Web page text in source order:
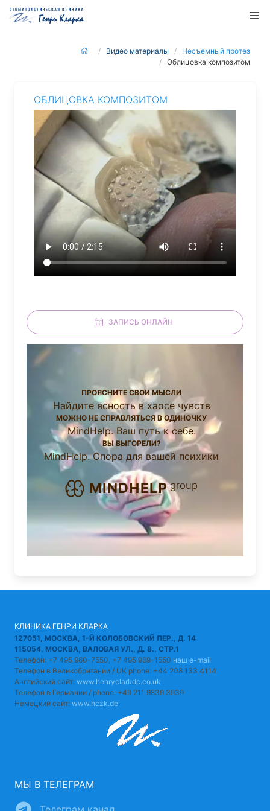
Видео материалы
Несъемный протез
Облицовка композитом
ОБЛИЦОВКА КОМПОЗИТОМ
ЗАПИСЬ ОНЛАЙН
ПРОЯСНИТЕ СВОИ МЫСЛИ
Найдите ясность в хаосе чувств
МОЖНО НЕ СПРАВЛЯТЬСЯ В ОДИНОЧКУ
MindHelp. Ваш путь к себе.
ВЫ ВЫГОРЕЛИ?
MindHelp. Опора для вашей психики
MINDHELP group
КЛИНИКА ГЕНРИ КЛАРКА
127051, МОСКВА, 1-Й КОЛОБОВСКИЙ ПЕР., Д. 14
115054, МОСКВА, ВАЛОВАЯ УЛ., Д. 8., СТР.1
Телефон: +7 495 960-7550, +7 495 969-1550 наш e-mail
Телефон в Великобритании / UK phone: +44 208 133 4114
Английский сайт: www.henryclarkdc.co.uk
Телефон в Германии / phone: +49 211 9839 3939
Немецкий сайт: www.hczk.de
МЫ В ТЕЛЕГРАМ